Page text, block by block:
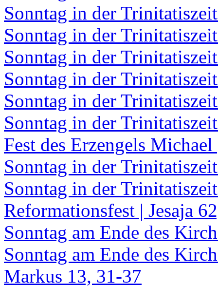
Sonntag in der
Sonntag in der
Sonntag in der
Sonntag in der
Sonntag in der
Sonntag in der
Fest des Erzengels
Sonntag in der
Sonntag in der
Reformationsfest | Jesaja
Sonntag am Ende des
Sonntag am Ende des
Markus 13, 31-37